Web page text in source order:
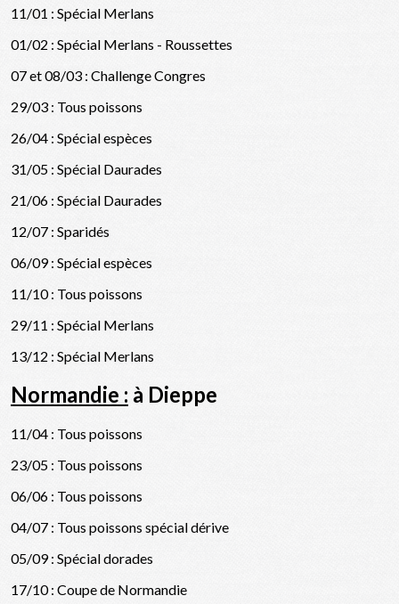
11/01 : Spécial Merlans
01/02 : Spécial Merlans - Roussettes
07 et 08/03 : Challenge Congres
29/03 : Tous poissons
26/04 : Spécial espèces
31/05 : Spécial Daurades
21/06 : Spécial Daurades
12/07 : Sparidés
06/09 : Spécial espèces
11/10 : Tous poissons
29/11 : Spécial Merlans
13/12 : Spécial Merlans
Normandie : à Dieppe
11/04 : Tous poissons
23/05 : Tous poissons
06/06 : Tous poissons
04/07 : Tous poissons spécial dérive
05/09 : Spécial dorades
17/10 : Coupe de Normandie